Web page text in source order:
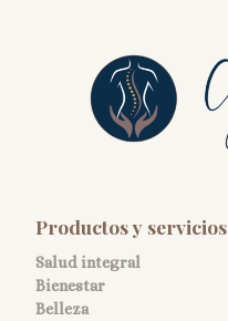
Productos y servicios
Salud integral
Bienestar
Belleza